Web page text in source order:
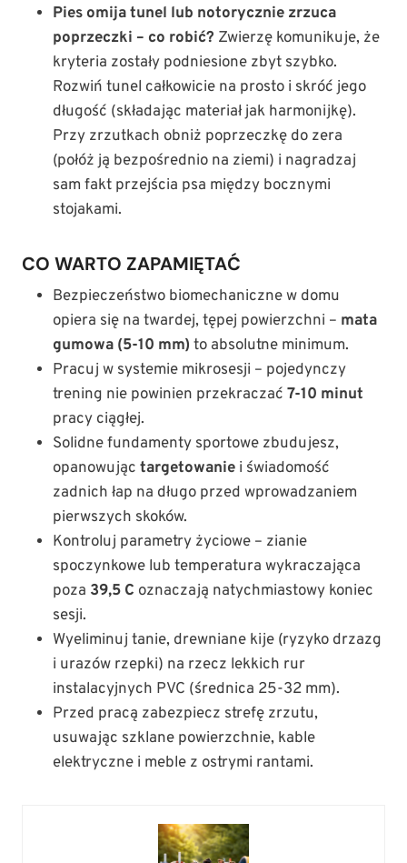
Pies omija tunel lub notorycznie zrzuca
poprzeczki – co robić? Zwierzę komunikuje, że
kryteria zostały podniesione zbyt szybko.
Rozwiń tunel całkowicie na prosto i skróć jego
długość (składając materiał jak harmonijkę).
Przy zrzutkach obniż poprzeczkę do zera
(połóż ją bezpośrednio na ziemi) i nagradzaj
sam fakt przejścia psa między bocznymi
stojakami.
CO WARTO ZAPAMIĘTAĆ
Bezpieczeństwo biomechaniczne w domu
opiera się na twardej, tępej powierzchni – mata
gumowa (5-10 mm) to absolutne minimum.
Pracuj w systemie mikrosesji – pojedynczy
trening nie powinien przekraczać 7-10 minut
pracy ciągłej.
Solidne fundamenty sportowe zbudujesz,
opanowując targetowanie i świadomość
zadnich łap na długo przed wprowadzaniem
pierwszych skoków.
Kontroluj parametry życiowe – zianie
spoczynkowe lub temperatura wykraczająca
poza 39,5 C oznaczają natychmiastowy koniec
sesji.
Wyeliminuj tanie, drewniane kije (ryzyko drzazg
i urazów rzepki) na rzecz lekkich rur
instalacyjnych PVC (średnica 25-32 mm).
Przed pracą zabezpiecz strefę zrzutu,
usuwając szklane powierzchnie, kable
elektryczne i meble z ostrymi rantami.